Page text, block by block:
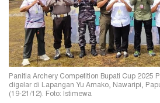
Panitia Archery Competition Bupati Cup 2025
digelar di Lapangan Yu Amako, Nawaripi,
(19-21/12). Foto: Istimewa